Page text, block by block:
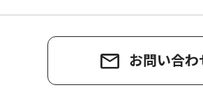
お問い合わ